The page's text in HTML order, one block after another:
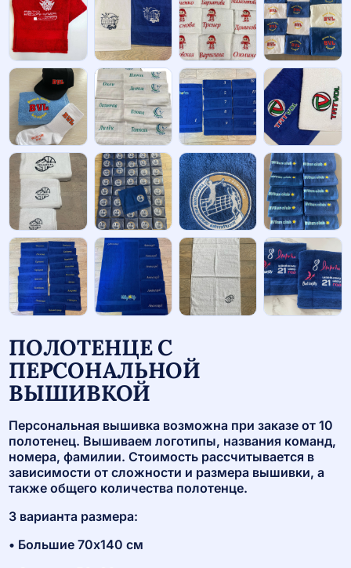
ПОЛОТЕНЦЕ С
ПЕРСОНАЛЬНОЙ
ВЫШИВКОЙ
Персональная вышивка возможна при заказе от 10
полотенец. Вышиваем логотипы, названия команд,
номера, фамилии. Стоимость рассчитывается в
зависимости от сложности и размера вышивки, а
также общего количества полотенце.
3 варианта размера:
• Большие 70х140 см